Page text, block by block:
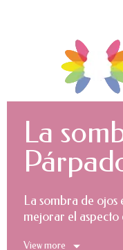
La
La sombra de
mejorar el aspecto
View more